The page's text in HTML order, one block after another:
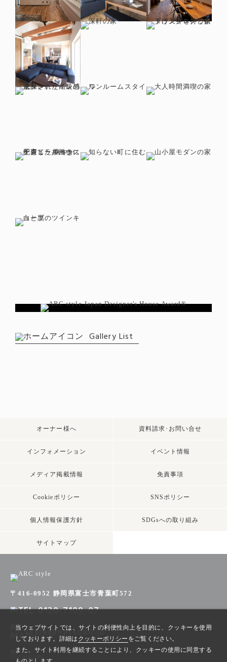
Gallery List
オーナー様へ 資料請求･お問い合せ
インフォメーション イベント情報
メディア掲載情報 免責事項
Cookieポリシー SNSポリシー
個人情報保護方針 SDGsへの取り組み
サイトマップ
〒416-0952 静岡県富士市青葉町572
0120-7109-07
style@nattoku.jp
当ウェブサイトでは、サイトの利便性向上を目的に、クッキーを使用
しております。詳細は クッキーポリシー をご覧ください。
また、サイト利用を継続することにより、クッキーの使用に同意する